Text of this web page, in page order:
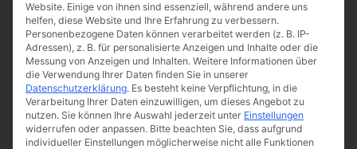
Website. Einige von ihnen sind essenziell, während andere uns
helfen, diese Website und Ihre Erfahrung zu verbessern.
Personenbezogene Daten können verarbeitet werden (z. B. IP-
Adressen), z. B. für personalisierte Anzeigen und Inhalte oder die
Messung von Anzeigen und Inhalten. Weitere Informationen über
die Verwendung Ihrer Daten finden Sie in unserer
Datenschutzerklärung. Es besteht keine Verpflichtung, in die
Verarbeitung Ihrer Daten einzuwilligen, um dieses Angebot zu
nutzen. Sie können Ihre Auswahl jederzeit unter Einstellungen
widerrufen oder anpassen. Bitte beachten Sie, dass aufgrund
individueller Einstellungen möglicherweise nicht alle Funktionen